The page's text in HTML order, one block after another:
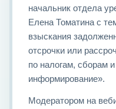
начальник отдела
Елена Томатина с
взыскания
отсрочки или
по налогам, сборам
информирование».
Модератором на